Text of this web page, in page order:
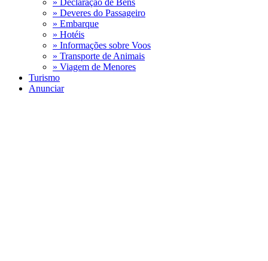
» Declaração de Bens
» Deveres do Passageiro
» Embarque
» Hotéis
» Informações sobre Voos
» Transporte de Animais
» Viagem de Menores
Turismo
Anunciar